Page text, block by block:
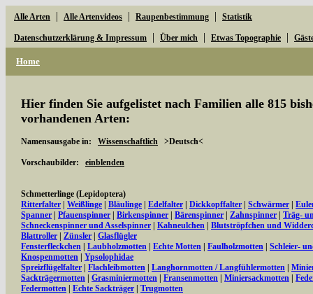
Alle Arten | Alle Artenvideos | Raupenbestimmung | Statistik
Datenschutzerklärung & Impressum | Über mich | Etwas Topographie |
Home
Hier finden Sie aufgelistet nach Familien alle 815
vorhandenen Arten:
Namensausgabe in: Wissenschaftlich >Deutsch<
Vorschaubilder: einblenden
Schmetterlinge (Lepidoptera)
Ritterfalter
Weißlinge Bläulinge Edelfalter Dickkopffalter Schwärmer
Spanner
Pfauenspinner Birkenspinner Bärenspinner Zahnspinner
Träg-
Schneckenspinner und Asselspinner
Kahneulchen
Blutströpfchen und
Blattroller
Zünsler
Glasflügler
Fensterfleckchen
Laubholzmotten Echte Motten Faulholzmotten
Schleier-
Knospenmotten
Ypsolophidae
Spreizflügelfalter
Flachleibmotten Langhornmotten / Langfühlermotten
Sackträgermotten
Grasminiermotten Fransenmotten Miniersackmotten
Federmotten
Echte Sackträger Trugmotten